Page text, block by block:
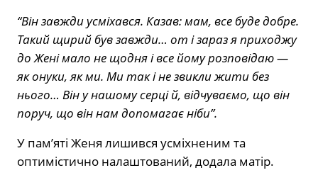
“Він завжди усміхався. Казав: мам, все буде добре.
Такий щирий був завжди… от і зараз я приходжу
до Жені мало не щодня і все йому розповідаю —
як онуки, як ми. Ми так і не звикли жити без
нього… Він у нашому серці й, відчуваємо, що він
поруч, що він нам допомагає ніби”.
У пам’яті Женя лишився усміхненим та
оптимістично налаштований, додала матір.